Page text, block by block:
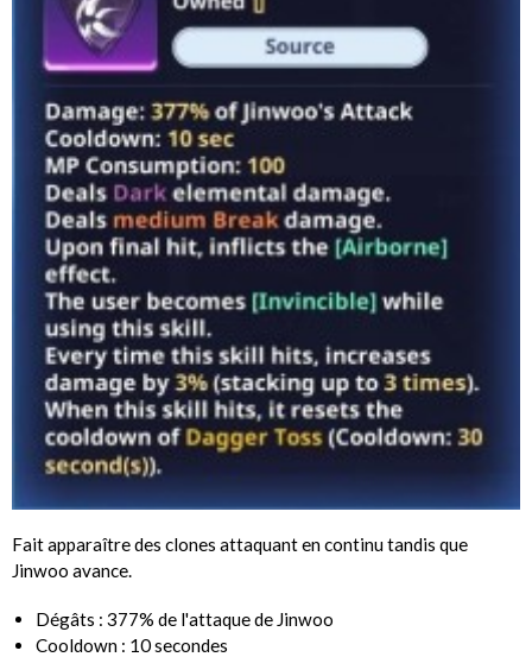
Fait apparaître des clones attaquant en continu tandis que
Jinwoo avance.
Dégâts : 377% de l'attaque de Jinwoo
Cooldown : 10 secondes